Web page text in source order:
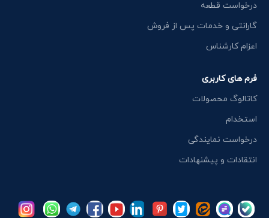
درخواست قطعه
گارانتی و خدمات پس از فروش
اعزام کارشناس
فرم های کاربری
کاتالوگ محصولات
استخدام
درخواست نمایندگی
انتقادات و پیشنهادات